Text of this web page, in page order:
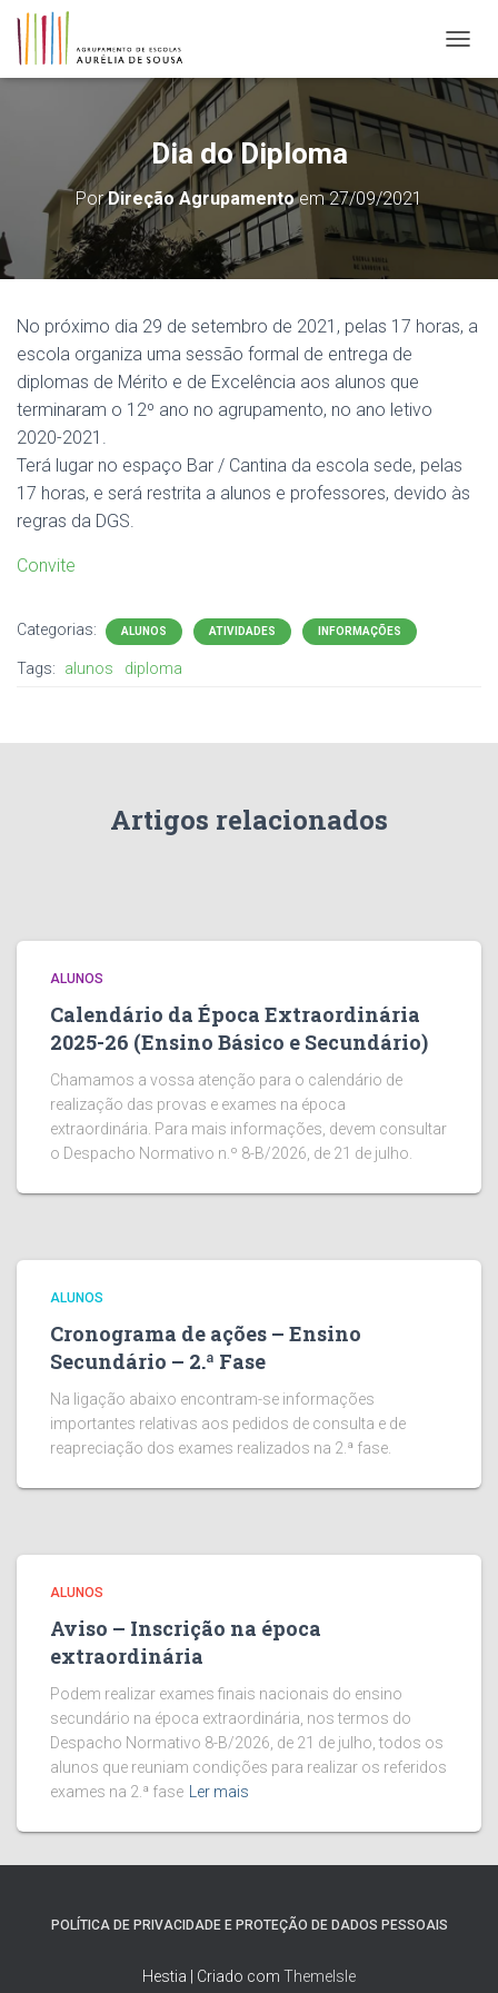
Dia do Diploma
PorDireção Agrupamentoem27/09/2021
No próximo dia 29 de setembro de 2021, pelas 17 horas, a
escola organiza uma sessão formal de entrega de
diplomas de Mérito e de Excelência aos alunos que
terminaram o 12º ano no agrupamento, no ano letivo
2020-2021.
Terá lugar no espaço Bar / Cantina da escola sede, pelas
17 horas, e será restrita a alunos e professores, devido às
regras da DGS.
Convite
Categorias: ALUNOS ATIVIDADES INFORMAÇÕES
Tags: alunos diploma
Artigos relacionados
ALUNOS
Calendário da Época Extraordinária
2025-26 (Ensino Básico e Secundário)
Chamamos a vossa atenção para o calendário de
realização das provas e exames na época
extraordinária. Para mais informações, devem consultar
o Despacho Normativo n.º 8-B/2026, de 21 de julho.
ALUNOS
Cronograma de ações – Ensino
Secundário – 2.ª Fase
Na ligação abaixo encontram-se informações
importantes relativas aos pedidos de consulta e de
reapreciação dos exames realizados na 2.ª fase.
ALUNOS
Aviso – Inscrição na época
extraordinária
Podem realizar exames finais nacionais do ensino
secundário na época extraordinária, nos termos do
Despacho Normativo 8-B/2026, de 21 de julho, todos os
alunos que reuniam condições para realizar os referidos
exames na 2.ª fase
Ler mais
POLÍTICA DE PRIVACIDADE E PROTEÇÃO DE DADOS PESSOAIS
Hestia | Criado com ThemeIsle